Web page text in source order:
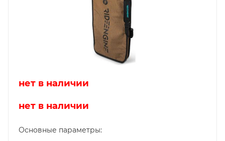
нет в наличии
нет в наличии
Основные параметры: